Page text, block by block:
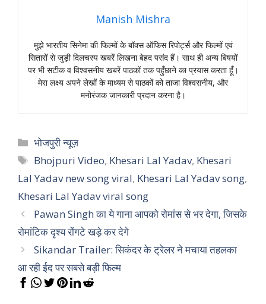
Manish Mishra
मुझे भारतीय सिनेमा की फिल्मों के बॉक्स ऑफिस रिपोर्ट्स और फिल्मों एवं
सितारों से जुड़ी दिलचस्प खबरें लिखना बेहद पसंद हैं। साथ ही अन्य बिषयों
पर भी सटीक व विश्वसनीय खबरें पाठकों तक पहुँछाने का प्रयास करता हूँ।
मेरा लक्ष्य अपने लेखों के माध्यम से पाठकों को ताजा विश्वसनीय, और
मनोरंजक जानकारी प्रदान करना है।
Categories
भोजपुरी न्यूज़
Tags
Bhojpuri Video, Khesari Lal Yadav, Khesari
Lal Yadav new song viral, Khesari Lal Yadav song,
Khesari Lal Yadav viral song
Pawan Singh का ये गाना आपको रोमांस से भर देगा, जिसके
रोमांटिक दृश्य रोंगटे खड़े कर देगे
Sikandar Trailer: सिकंदर के ट्रेलर ने मचाया तहलका
आ रही ईद पर सबसे बड़ी फिल्म